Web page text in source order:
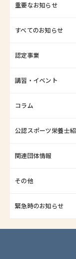
重要なお知らせ
すべてのお知らせ
認定事業
講習・イベント
コラム
公認スポーツ栄養士
関連団体情報
その他
緊急時のお知らせ